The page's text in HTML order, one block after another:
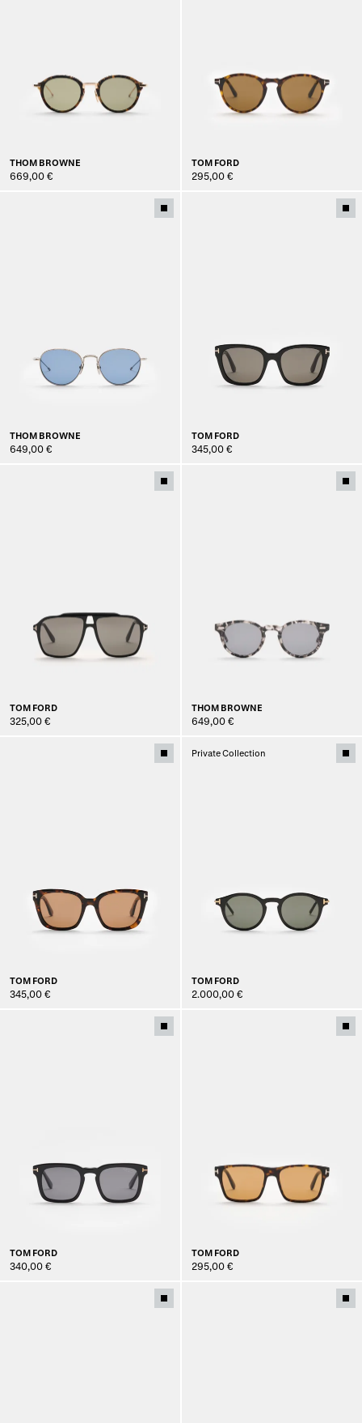
THOM BROWNE
669,00 €
TOM FORD
295,00 €
THOM BROWNE
649,00 €
TOM FORD
345,00 €
TOM FORD
325,00 €
THOM BROWNE
649,00 €
TOM FORD
345,00 €
Private Collection
TOM FORD
2.000,00 €
TOM FORD
340,00 €
TOM FORD
295,00 €